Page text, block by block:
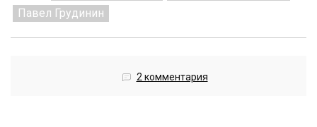
Павел Грудинин
2 комментария